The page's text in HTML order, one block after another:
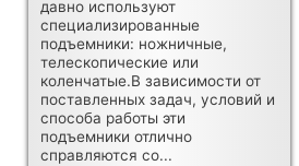
давно используют
специализированные
подъемники: ножничные,
телескопические или
коленчатые.В зависимости от
поставленных задач, условий и
способа работы эти
подъемники отлично
справляются со...